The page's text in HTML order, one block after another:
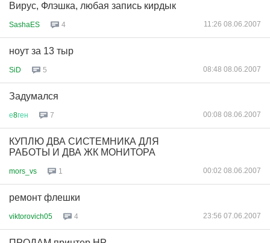
Вирус, Флэшка, любая запись кирдык
SashaES 4 11:26 08.06.2007
ноут за 13 тыр
SiD 5 08:48 08.06.2007
Задумался
е8ген 7 00:08 08.06.2007
КУПЛЮ ДВА СИСТЕМНИКА ДЛЯ
РАБОТЫ И ДВА ЖК МОНИТОРА
mors_vs 1 00:02 08.06.2007
ремонт флешки
viktorovich05 4 23:56 07.06.2007